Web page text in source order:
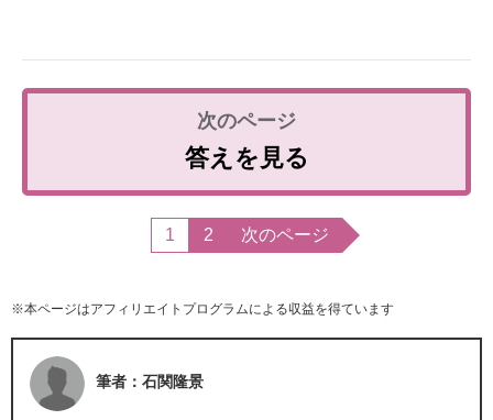
答えを見る
1 2 次のページ
※本ページはアフィリエイトプログラムによる収益を得ています
筆者：石関隆景